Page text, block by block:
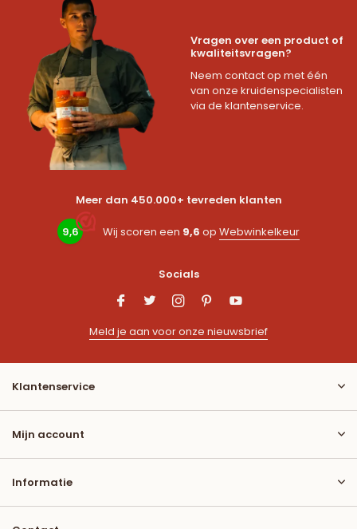
Vragen over een product of
kwaliteitsvragen?
Neem contact op met één
van onze kruidenspecialisten
via de klantenservice.
Meer dan 450.000+ tevreden klanten
9,6 Wij scoren een 9,6 op Webwinkelkeur
Socials
Meld je aan voor onze nieuwsbrief
Klantenservice
Mijn account
Informatie